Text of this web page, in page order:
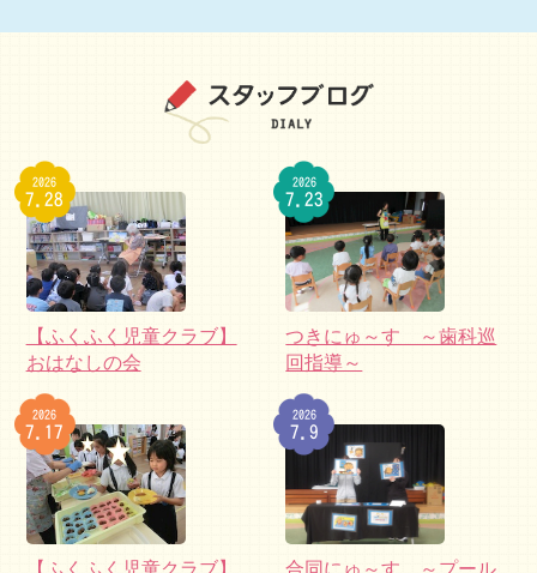
2026
7.28
【ふくふく児童クラブ】
おはなしの会
2026
7.23
つきにゅ～す ～歯科巡
回指導～
2026
7.17
【ふくふく児童クラブ】
2026
7.9
合同にゅ～す ～プール